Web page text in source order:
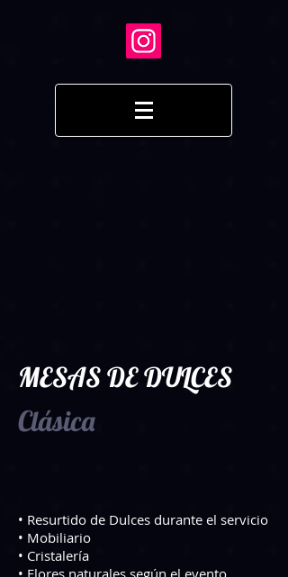
MESAS DE DULCES
Clásica
• Resurtido de Dulces durante el servicio
• Mobiliario
• Cristalería
• Flores naturales según el evento